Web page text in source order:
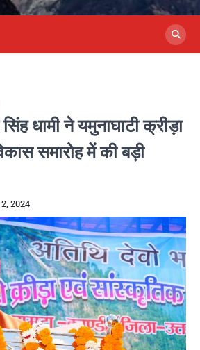
धामी ने यमुनाघाटी क्रीड़ा
समारोह में की बड़ी
2024